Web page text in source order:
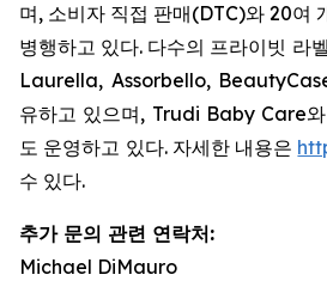
며, 소비자 직접 판매(DTC)와 20여
병행하고 있다. 다수의 프라이빗 라
Laurella, Assorbello,
유하고 있으며, Trudi Baby Care
도 운영하고 있다. 자세한 내용은
수 있다.
추가 문의 관련 연락처:
Michael DiMauro